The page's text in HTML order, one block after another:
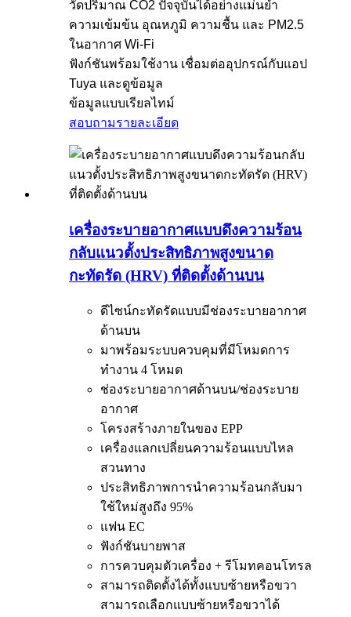
วัดปริมาณ CO2 ปัจจุบันได้อย่างแม่นยำ
ความเข้มข้น อุณหภูมิ ความชื้น และ PM2.5
ในอากาศ Wi-Fi
ฟังก์ชันพร้อมใช้งาน เชื่อมต่ออุปกรณ์กับแอป
Tuya และดูข้อมูล
ข้อมูลแบบเรียลไทม์
สอบถามรายละเอียด
เครื่องระบายอากาศแบบดึงความร้อน
กลับแนวตั้งประสิทธิภาพสูงขนาด
กะทัดรัด (HRV) ที่ติดตั้งด้านบน
ดีไซน์กะทัดรัดแบบมีช่องระบายอากาศ
ด้านบน
มาพร้อมระบบควบคุมที่มีโหมดการ
ทำงาน 4 โหมด
ช่องระบายอากาศด้านบน/ช่องระบาย
อากาศ
โครงสร้างภายในของ EPP
เครื่องแลกเปลี่ยนความร้อนแบบไหล
สวนทาง
ประสิทธิภาพการนำความร้อนกลับมา
ใช้ใหม่สูงถึง 95%
แฟน EC
ฟังก์ชันบายพาส
การควบคุมตัวเครื่อง + รีโมทคอนโทรล
สามารถติดตั้งได้ทั้งแบบซ้ายหรือขวา
สามารถเลือกแบบซ้ายหรือขวาได้